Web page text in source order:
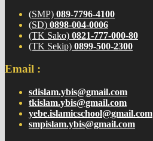
(SMP) 089-7796-4100
(SD) 0898-004-0006
(TK Sako) 0821-777-000-80
(TK Sekip) 0899-500-2300
Email :
sdislam.ybis@gmail.com
tkislam.ybis@gmail.com
yebe.islamicschool@gmail.com
smpislam.ybis@gmail.com